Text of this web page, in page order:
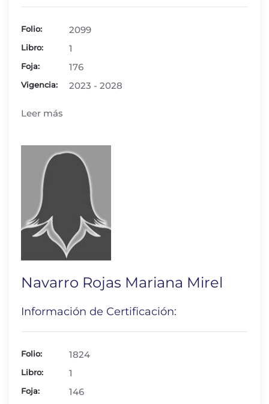
Folio: 2099
Libro: 1
Foja: 176
Vigencia: 2023 - 2028
Leer más
Navarro Rojas Mariana Mirel
Información de Certificación:
Folio: 1824
Libro: 1
Foja: 146